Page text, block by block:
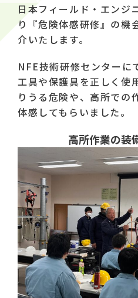
日本フィールド・エンジ
り『危険体感研修』の機
介いたします。
NFE技術研修センターに
工具や保護具を正しく使
りうる危険や、高所での
体感してもらいました。
高所作業の装